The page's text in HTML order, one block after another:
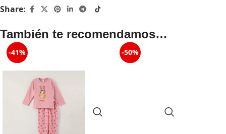
Share:
También te recomendamos…
-41% -50%